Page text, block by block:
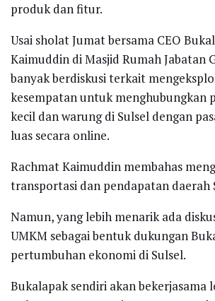
produk dan fitur.
Usai sholat Jumat bersama CEO
Kaimuddin di Masjid Rumah Jabatan
banyak berdiskusi terkait
kesempatan untuk menghubungkan
kecil dan warung di Sulsel dengan
luas secara online.
Rachmat Kaimuddin membahas
transportasi dan pendapatan daerah
Namun, yang lebih menarik ada
UMKM sebagai bentuk dukungan
pertumbuhan ekonomi di Sulsel.
Bukalapak sendiri akan bekerjasama